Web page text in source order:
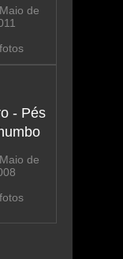
de
- Pés
de